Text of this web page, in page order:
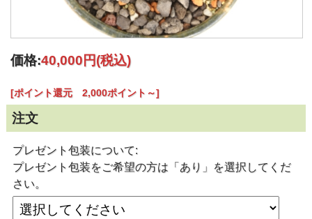
価格:40,000円(税込)
[ポイント還元 2,000ポイント～]
注文
プレゼント包装について:
プレゼント包装をご希望の方は「あり」を選択してくだ
さい。